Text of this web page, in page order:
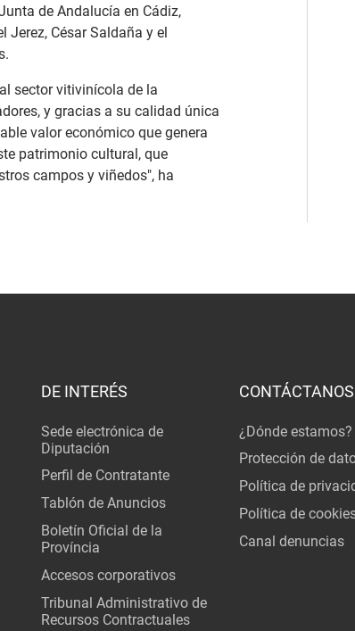
de Andalucía en Cádiz,
Jerez, César Saldaña y el
sector vitivinícola de la
y gracias a su calidad única
valor económico que genera
patrimonio cultural, que
campos y viñedos", ha
DE INTERÉS
Sede electrónica de
Diputación
Perfil de Contratante
Tablón de Anuncios
Boletín Oficial de la
Província
Accesos corporativos
Tribunal Administrativo de
Recursos Contractuales
CONTÁCTANOS
¿Dónde estamos?
Protección de
Política de
Política de
Canal denuncias